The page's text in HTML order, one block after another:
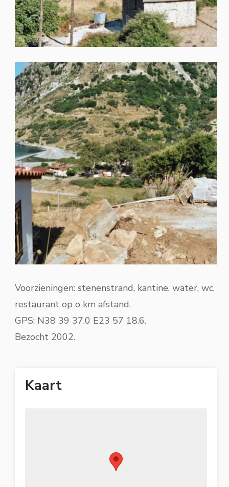
Voorzieningen: stenenstrand, kantine, water, wc,
restaurant op o km afstand.
GPS: N38 39 37.0 E23 57 18.6.
Bezocht 2002.
Kaart